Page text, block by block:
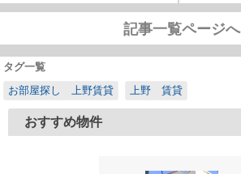
記事一覧ページへ
タグ一覧
お部屋探し 上野賃貸
上野 賃貸
おすすめ物件